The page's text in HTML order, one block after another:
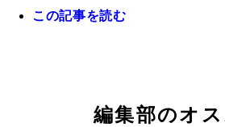
この記事を読む
編集部のオ